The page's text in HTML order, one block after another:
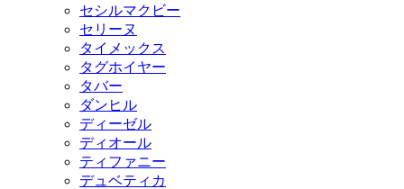
セシルマクビー
セリーヌ
タイメックス
タグホイヤー
タバー
ダンヒル
ディーゼル
ディオール
ティファニー
デュベティカ